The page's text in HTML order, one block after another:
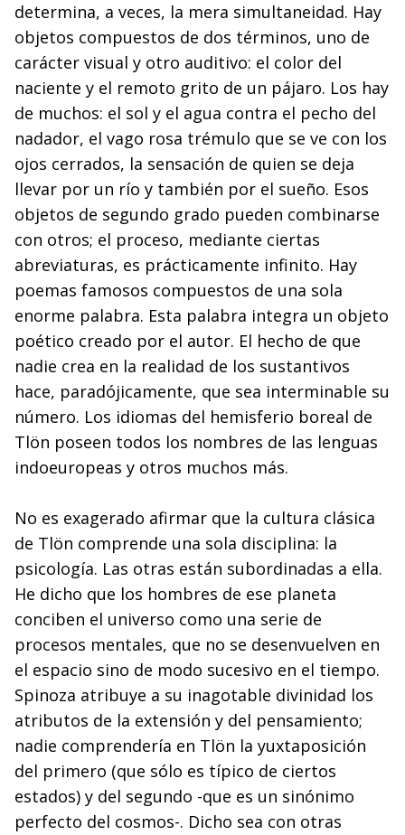
determina, a veces, la mera simultaneidad. Hay
objetos compuestos de dos términos, uno de
carácter visual y otro auditivo: el color del
naciente y el remoto grito de un pájaro. Los hay
de muchos: el sol y el agua contra el pecho del
nadador, el vago rosa trémulo que se ve con los
ojos cerrados, la sensación de quien se deja
llevar por un río y también por el sueño. Esos
objetos de segundo grado pueden combinarse
con otros; el proceso, mediante ciertas
abreviaturas, es prácticamente infinito. Hay
poemas famosos compuestos de una sola
enorme palabra. Esta palabra integra un objeto
poético creado por el autor. El hecho de que
nadie crea en la realidad de los sustantivos
hace, paradójicamente, que sea interminable su
número. Los idiomas del hemisferio boreal de
Tlön poseen todos los nombres de las lenguas
indoeuropeas y otros muchos más.
No es exagerado afirmar que la cultura clásica
de Tlön comprende una sola disciplina: la
psicología. Las otras están subordinadas a ella.
He dicho que los hombres de ese planeta
conciben el universo como una serie de
procesos mentales, que no se desenvuelven en
el espacio sino de modo sucesivo en el tiempo.
Spinoza atribuye a su inagotable divinidad los
atributos de la extensión y del pensamiento;
nadie comprendería en Tlön la yuxtaposición
del primero (que sólo es típico de ciertos
estados) y del segundo -que es un sinónimo
perfecto del cosmos-. Dicho sea con otras